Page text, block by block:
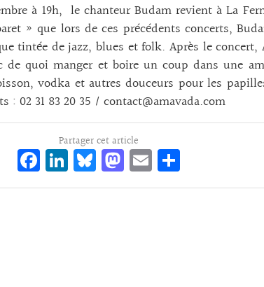
à 19h, le chanteur Budam revient à La
» que lors de ces précédents concerts,
tintée de jazz, blues et folk. Après le concert,
quoi manger et boire un coup dans une
vodka et autres douceurs pour les
: 02 31 83 20 35 / contact@amavada.com
Partager cet article
Fa
ce
Li
n
Bl
ue
M
as
E
m rt